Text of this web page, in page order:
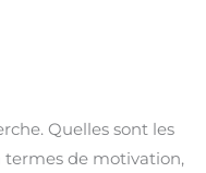
Quelles sont les
termes de motivation,